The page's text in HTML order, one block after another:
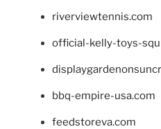
riverviewtennis.com
official-kelly-toys-
bbq-empire-usa.com
feedstoreva.com